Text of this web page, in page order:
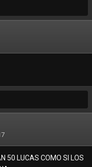
50 LUCAS COMO SI LOS